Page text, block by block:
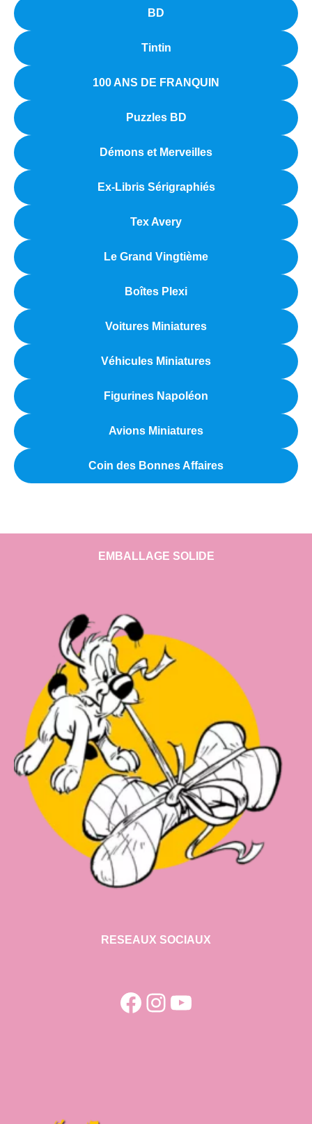
BD
Tintin
100 ANS DE FRANQUIN
Puzzles BD
Démons et Merveilles
Ex-Libris Sérigraphiés
Tex Avery
Le Grand Vingtième
Boîtes Plexi
Voitures Miniatures
Véhicules Miniatures
Figurines Napoléon
Avions Miniatures
Coin des Bonnes Affaires
EMBALLAGE SOLIDE
RESEAUX SOCIAUX
Facebook
Instagram
YouTube